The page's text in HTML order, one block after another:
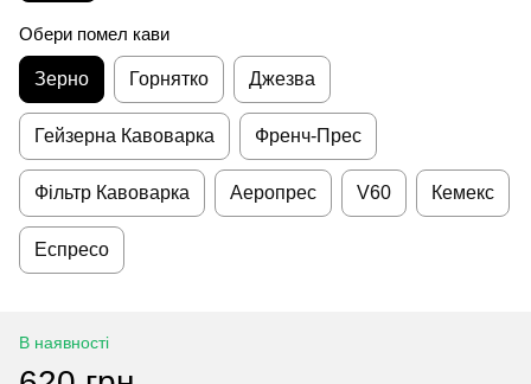
Обери помел кави
Зерно Горнятко Джезва
Гейзерна Кавоварка Френч-Прес
Фільтр Кавоварка Аеропрес V60 Кемекс
Еспресо
В наявності